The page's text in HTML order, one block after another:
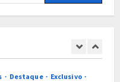
DO MINI GADO
E MINI GADO
Destaque
Exclusivo